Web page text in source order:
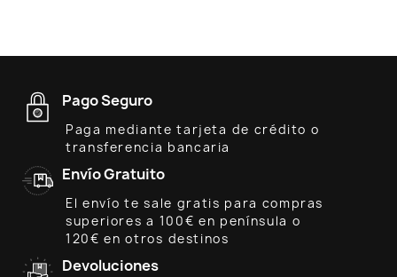
Pago Seguro
Paga mediante tarjeta de crédito o
transferencia bancaria
Envío Gratuito
El envío te sale gratis para compras
superiores a 100€ en península o
120€ en otros destinos
Devoluciones